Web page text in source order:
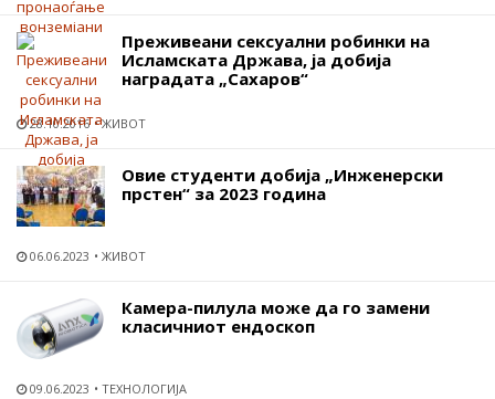
Преживеани сексуални робинки на
Исламската Држава, ја добија
наградата „Сахаров“
28.10.2016 ЖИВОТ
Овие студенти добија „Инженерски
прстен“ за 2023 година
06.06.2023 ЖИВОТ
Камера-пилула може да го замени
класичниот ендоскоп
09.06.2023 ТЕХНОЛОГИЈА